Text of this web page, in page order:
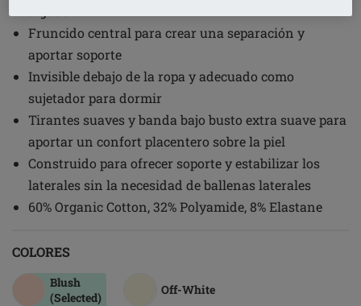
Fruncido central para crear una separación y
aportar soporte
Invisible debajo de la ropa y adecuado como
sujetador para dormir
Tirantes suaves y banda bajo busto extra suave para
aportar un confort placentero sobre la piel
Construido para ofrecer soporte y estabilizar los
laterales sin la necesidad de ballenas laterales
60% Organic Cotton, 32% Polyamide, 8% Elastane
COLORES
Blush
(Selected)
Off-White